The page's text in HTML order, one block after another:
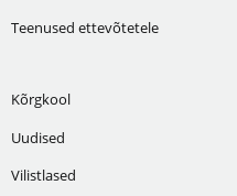
Teenused ettevõtetele
Kõrgkool
Uudised
Vilistlased